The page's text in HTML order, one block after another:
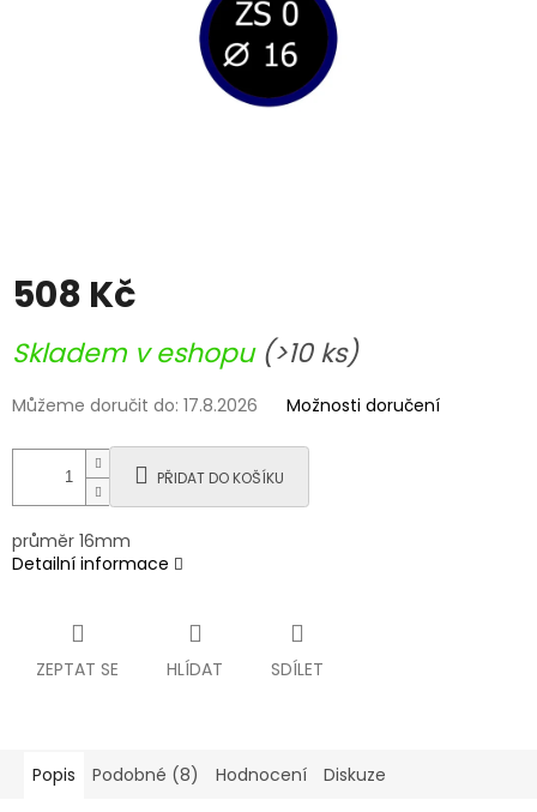
508 Kč
cena:
Skladem v eshopu (>10 ks)
Můžeme doručit do: 17.8.2026 Možnosti doručení
PŘIDAT DO KOŠÍKU
průměr 16mm
Detailní informace
ZEPTAT SE HLÍDAT SDÍLET
Popis Podobné (8) Hodnocení Diskuze